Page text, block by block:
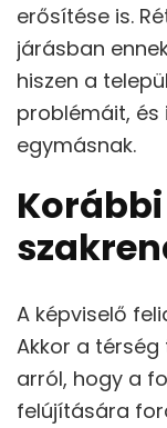
erősítése is.
járásban
hiszen a
problémáit, és
egymásnak.
A képviselő
Akkor a
arról, hogy a
felújítására